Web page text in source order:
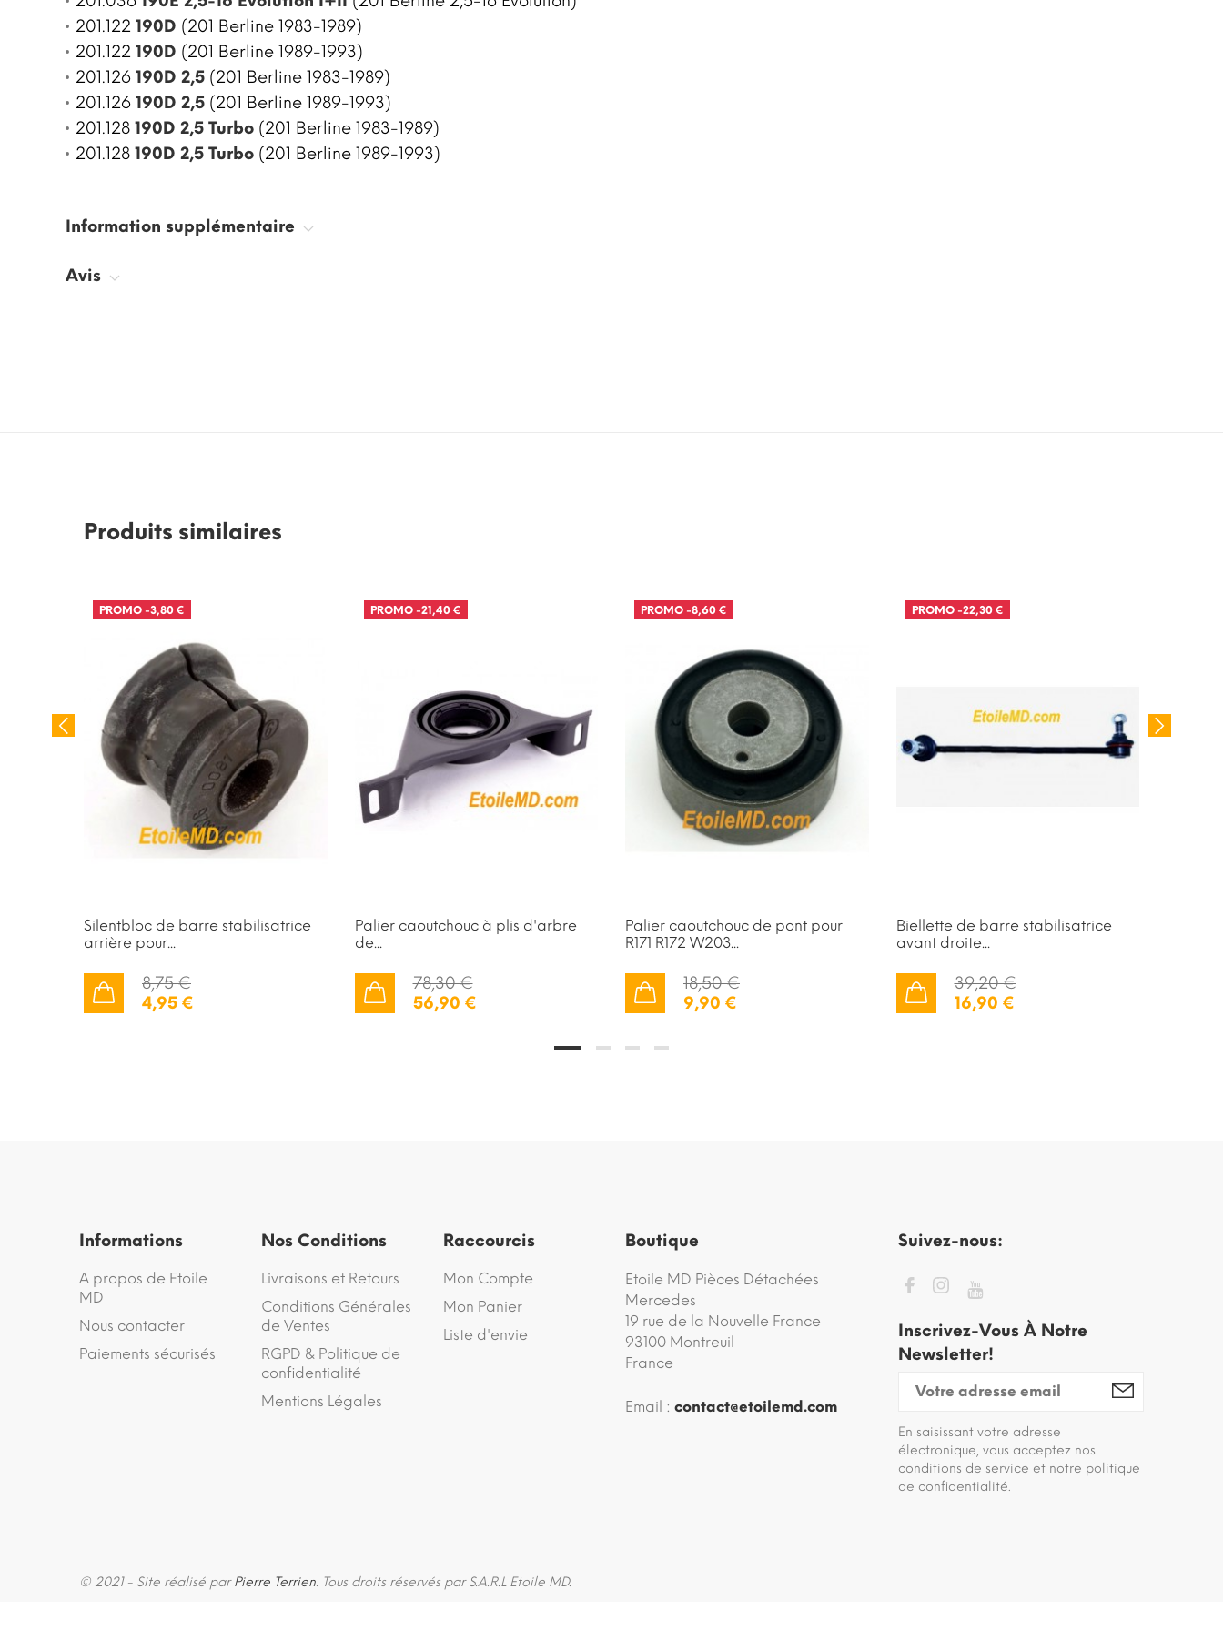
201.122 190D (201 Berline 1983-1989)
201.122 190D (201 Berline 1989-1993)
201.126 190D 2,5 (201 Berline 1983-1989)
201.126 190D 2,5 (201 Berline 1989-1993)
201.128 190D 2,5 Turbo (201 Berline 1983-1989)
201.128 190D 2,5 Turbo (201 Berline 1989-1993)
Information supplémentaire
Avis
Produits similaires
PROMO -3,80 €
Silentbloc de barre stabilisatrice
arrière pour...
8,75 €
4,95 €
PROMO-21,40 €
Palier caoutchouc à plis d'arbre
de...
78,30 €
56,90 €
PROMO -8,60 €
Palier caoutchouc de pont pour
R171 R172 W203...
18,50 €
9,90 €
PROMO-22,30 €
Biellette de barre stabilisatrice
avant droite...
39,20 €
16,90 €
Informations
A propos de Etoile
MD
Nous contacter
Paiements sécurisés
Nos Conditions
Livraisons et Retours
Conditions Générales
de Ventes
RGPD & Politique de
confidentialité
Mentions Légales
Raccourcis
Mon Compte
Mon Panier
Liste d'envie
Boutique
Etoile MD Pièces Détachées
Mercedes
19 rue de la Nouvelle France
93100 Montreuil
France
Email : contact@etoilemd.com
Suivez-nous:
Inscrivez-Vous À Notre
Newsletter!
En saisissant votre adresse
électronique, vous acceptez nos
conditions de service et notre politique
de confidentialité.
© 2021 - Site réalisé parPierre Terrien. Tous droits réservés par S.A.R.L Etoile MD.